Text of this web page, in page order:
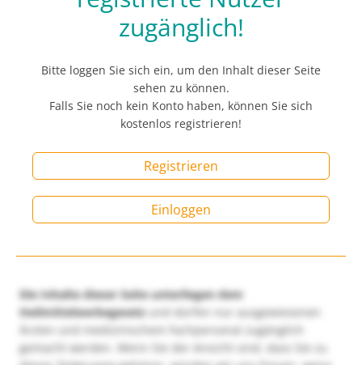
zugänglich!
Bitte loggen Sie sich ein, um den Inhalt dieser Seite
sehen zu können.
Falls Sie noch kein Konto haben, können Sie sich
kostenlos registrieren!
Registrieren
Einloggen
Die Inhalte dieser Seite unterliegen dem
Heilmittelwerbegesetzund dürfen nur ausgewiesenen
Ärzten und medizinischem Fachpersonal zugänglich
gemacht werden. Wenn Sie der Ansicht sind, dass Sie zu